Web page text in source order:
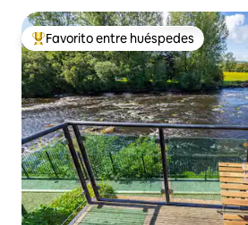
De los mejores en Favorito entre
Favorito entre huéspedes